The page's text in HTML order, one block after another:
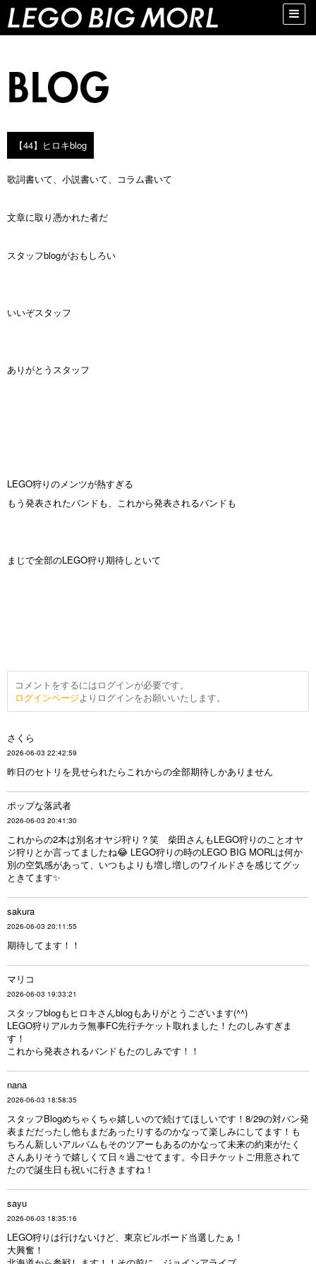
Toggle
【44】ヒロキblog
歌詞書いて、小説書いて、コラム書いて
文章に取り憑かれた者だ
スタッフblogがおもしろい
いいぞスタッフ
ありがとうスタッフ
LEGO狩りのメンツが熱すぎる
もう発表されたバンドも、これから発表されるバンドも
まじで全部のLEGO狩り期待しといて
コメントをするにはログインが必要です。
ログインページよりログインをお願いいたします。
さくら
2026-06-03 22:42:59
昨日のセトリを見せられたらこれからの全部期待しかありません
ポップな落武者
2026-06-03 20:41:30
これからの2本は別名オヤジ狩り？笑 柴田さんもLEGO狩りのことオヤ
ジ狩りとか言ってましたね😂 LEGO狩りの時のLEGO BIG MORLは何か
別の空気感があって、いつもよりも増し増しのワイルドさを感じてグッ
ときてます✨
sakura
2026-06-03 20:11:55
期待してます！！
マリコ
2026-06-03 19:33:21
スタッフblogもヒロキさんblogもありがとうございます(^^)
LEGO狩りアルカラ無事FC先行チケット取れました！たのしみすぎま
す！
これから発表されるバンドもたのしみです！！
nana
2026-06-03 18:58:35
スタッフBlogめちゃくちゃ嬉しいので続けてほしいです！8/29の対バン発
表まだだったし他もまだあったりするのかなって楽しみにしてます！も
ちろん新しいアルバムもそのツアーもあるのかなって未来の約束がたく
さんありそうで嬉しくて日々過ごせてます。今日チケットご用意されて
たので誕生日も祝いに行きますね！
sayu
2026-06-03 18:35:16
LEGO狩りは行けないけど、東京ビルボード当選したぁ！
大興奮！